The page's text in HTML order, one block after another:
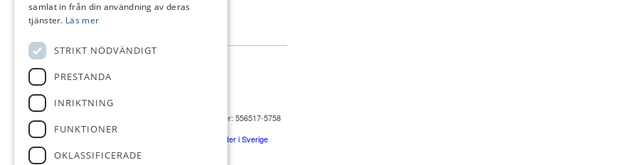
Organisationsnummer: 556517-5758
ETU finns på flera orter i Sverige
samlat in från din användning av deras
tjänster. Läs mer
STRIKT NÖDVÄNDIGT
PRESTANDA
INRIKTNING
FUNKTIONER
OKLASSIFICERADE